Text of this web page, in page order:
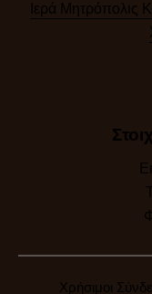
Ιερά Μητρόπολις
Χρήσιμοι